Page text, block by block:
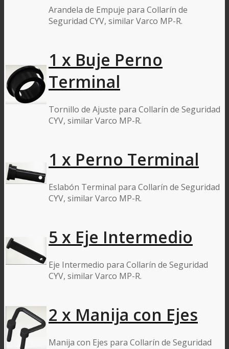
Arandela de Empuje para Collarín de
Seguridad CYV, similar Varco MP-R.
1 x Buje Perno
Terminal
Tornillo de Ajuste para Collarín de Seguridad
CYV, similar Varco MP-R.
1 x Perno Terminal
Eslabón Terminal para Collarín de Seguridad
CYV, similar Varco MP-R.
5 x Eje Intermedio
Eje Intermedio para Collarín de Seguridad
CYV, similar Varco MP-R.
2 x Manija con Ejes
Manija con Ejes para Collarín de Seguridad